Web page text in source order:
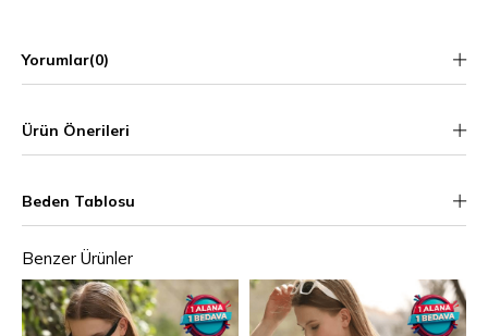
Yorumlar(0)
Ürün Önerileri
Beden Tablosu
Benzer Ürünler